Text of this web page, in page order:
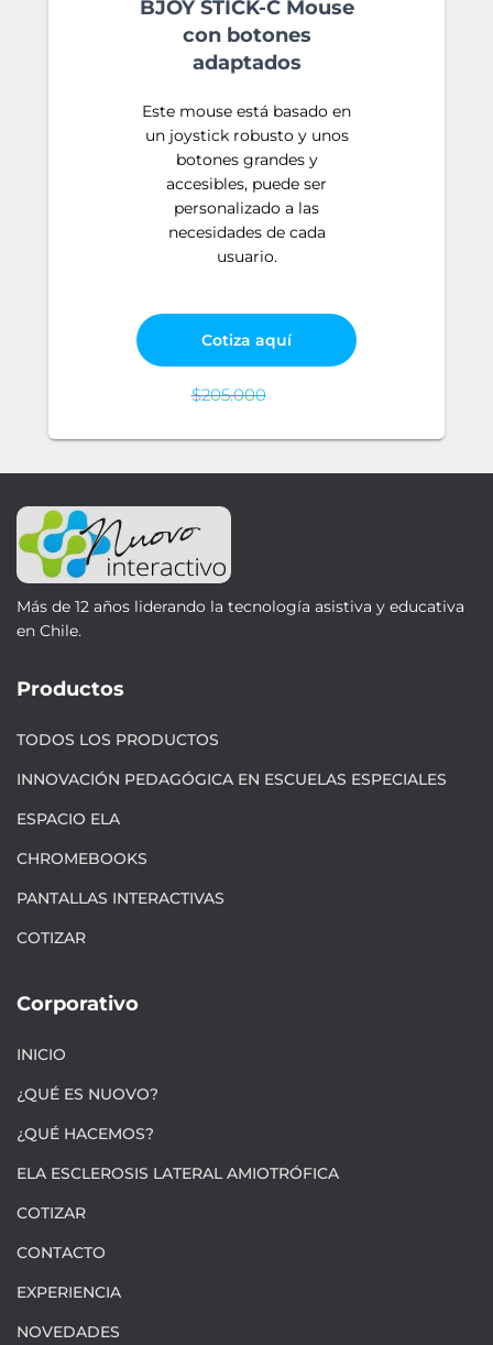
BJOY STICK-C Mouse
con botones
adaptados
Este mouse está basado en
un joystick robusto y unos
botones grandes y
accesibles, puede ser
personalizado a las
necesidades de cada
usuario.
Cotiza aquí
$205.000
Más de 12 años liderando la tecnología asistiva y educativa
en Chile.
Productos
TODOS LOS PRODUCTOS
INNOVACIÓN PEDAGÓGICA EN ESCUELAS ESPECIALES
ESPACIO ELA
CHROMEBOOKS
PANTALLAS INTERACTIVAS
COTIZAR
Corporativo
INICIO
¿QUÉ ES NUOVO?
¿QUÉ HACEMOS?
ELA ESCLEROSIS LATERAL AMIOTRÓFICA
COTIZAR
CONTACTO
EXPERIENCIA
NOVEDADES